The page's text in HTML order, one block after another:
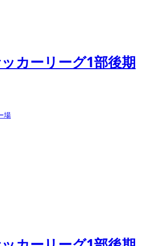
カーリーグ1部後期
場